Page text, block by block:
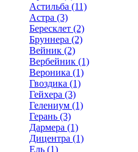
Астильба (11)
Астра (3)
Бересклет (2)
Бруннера (2)
Вейник (2)
Вербейник (1)
Вероника (1)
Гвоздика (1)
Гейхера (3)
Гелениум (1)
Герань (3)
Дармера (1)
Дицентра (1)
Ель (1)